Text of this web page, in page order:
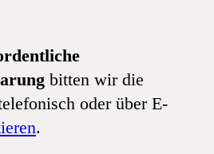
bitten wir die
oder über E-
.